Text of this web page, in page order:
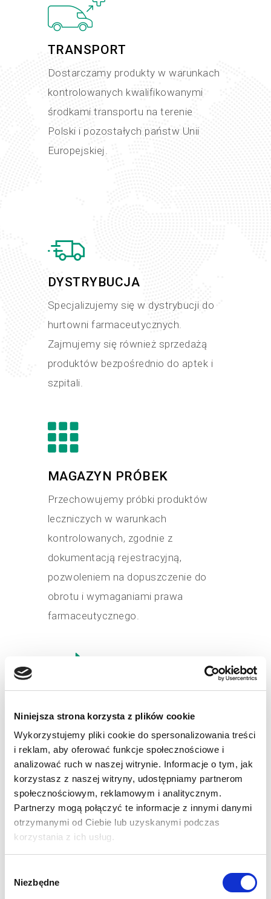
Niniejsza strona korzysta z plików cookie
Wykorzystujemy pliki cookie do spersonalizowania treści
i reklam, aby oferować funkcje społecznościowe i
analizować ruch w naszej witrynie. Informacje o tym, jak
korzystasz z naszej witryny, udostępniamy partnerom
społecznościowym, reklamowym i analitycznym.
Partnerzy mogą połączyć te informacje z innymi danymi
otrzymanymi od Ciebie lub uzyskanymi podczas
korzystania z ich usług.
zgody
Niezbędne
TRANSPORT
Dostarczamy produkty w warunkach
kontrolowanych kwalifikowanymi
środkami transportu na terenie
Polski i pozostałych państw Unii
Europejskiej.
DYSTRYBUCJA
Specjalizujemy się w dystrybucji do
hurtowni farmaceutycznych.
Zajmujemy się również sprzedażą
produktów bezpośrednio do aptek i
szpitali.
MAGAZYN PRÓBEK
Przechowujemy próbki produktów
leczniczych w warunkach
kontrolowanych, zgodnie z
dokumentacją rejestracyjną,
pozwoleniem na dopuszczenie do
obrotu i wymaganiami prawa
farmaceutycznego.
W ramach usługi oferujemy
krótkoterminowe przechowywanie
przesyłek w łańcuchu dystrybucji.
Gwarantujemy kontrolę i nadzór nad
prawidłowym przebiegiem procesu.
Oferujemy cross-docking pełnych
palet jak i z konsolidacją towarów.